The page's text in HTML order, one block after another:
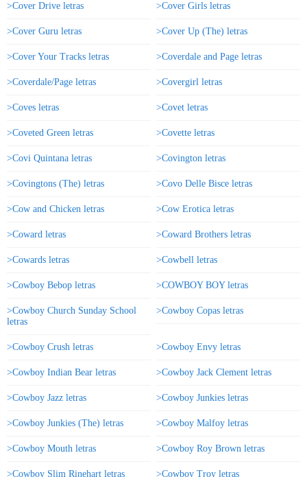
>Cover Drive letras >Cover Girls letras
>Cover Guru letras >Cover Up (The) letras
>Cover Your Tracks letras >Coverdale and Page letras
>Coverdale/Page letras >Covergirl letras
>Coves letras >Covet letras
>Coveted Green letras >Covette letras
>Covi Quintana letras >Covington letras
>Covingtons (The) letras >Covo Delle Bisce letras
>Cow and Chicken letras >Cow Erotica letras
>Coward letras >Coward Brothers letras
>Cowards letras >Cowbell letras
>Cowboy Bebop letras >COWBOY BOY letras
>Cowboy Church Sunday School
letras
>Cowboy Copas letras
>Cowboy Crush letras >Cowboy Envy letras
>Cowboy Indian Bear letras >Cowboy Jack Clement letras
>Cowboy Jazz letras >Cowboy Junkies letras
>Cowboy Junkies (The) letras >Cowboy Malfoy letras
>Cowboy Mouth letras >Cowboy Roy Brown letras
>Cowboy Slim Rinehart letras >Cowboy Troy letras